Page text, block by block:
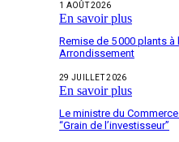
1 AOÛT 2026
En savoir plus
Remise de 5 000 plants à
Arrondissement
29 JUILLET 2026
En savoir plus
Le ministre du
“Grain de l’investisseur”